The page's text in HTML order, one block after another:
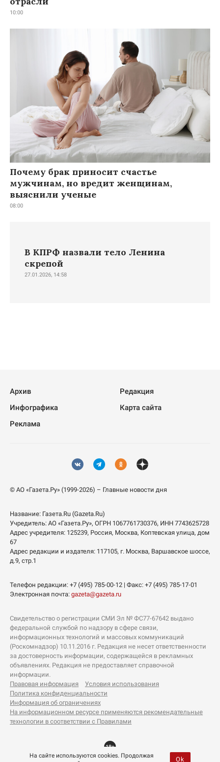
На сайте используются cookies. Продолжая
Ok
10:00
Почему брак приносит счастье
мужчинам, но вредит женщинам,
выяснили ученые
08:00
В КПРФ назвали тело Ленина
скрепой
27.01.2026, 14:58
Архив
Редакция
Инфографика
Карта сайта
Реклама
© АО «Газета.Ру» (1999-2026) – Главные новости дня
Название: Газета.Ru (Gazeta.Ru)
Учредитель: АО «Газета.Ру», ОГРН 1067761730376, ИНН 7743625728
Адрес учредителя: 125239, Россия, Москва, Коптевская улица, дом
67
Адрес редакции и издателя: 117105, г. Москва, Варшавское шоссе,
д.9, стр.1
Телефон редакции: +7 (495) 785-00-12 | Факс: +7 (495) 785-17-01
Электронная почта: gazeta@gazeta.ru
Свидетельство о регистрации СМИ Эл № ФС77-67642 выдано
федеральной службой по надзору в сфере связи,
информационных технологий и массовых коммуникаций
(Роскомнадзор) 10.11.2016 г. Редакция не несет ответственности
за достоверность информации, содержащейся в рекламных
объявлениях. Редакция не предоставляет справочной
информации.
Правовая информация
Условия использования
Политика конфиденциальности
Информация об ограничениях
На информационном ресурсе применяются рекомендательные
технологии в соответствии с Правилами
18+